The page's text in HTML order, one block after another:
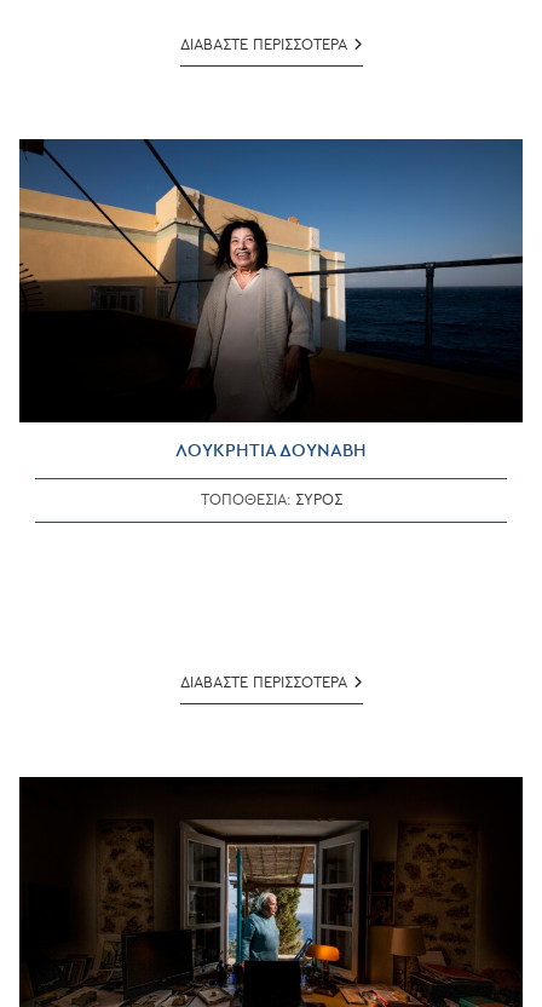
ΔΙΑΒΑΣΤΕ ΠΕΡΙΣΣΟΤΕΡΑΤΕΤΑ
ΠΡΙΤΕΖΗ
ΛΟΥΚΡΗΤΙΑ ΔΟΥΝΑΒΗ
ΤΟΠΟΘΕΣΙΑ: ΣΥΡΟΣ
ΔΙΑΒΑΣΤΕ ΠΕΡΙΣΣΟΤΕΡΑΛΟΥΚΡΗΤΙΑ
ΔΟΥΝΑΒΗ